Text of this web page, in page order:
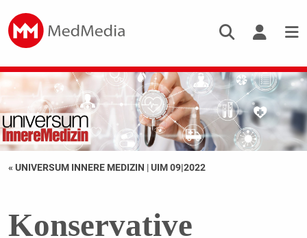
« UNIVERSUM INNERE MEDIZIN |UIM 09|2022
Konservative